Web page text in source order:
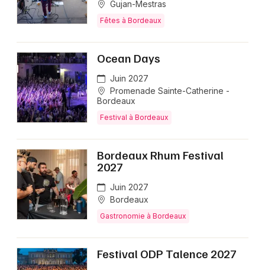
Gujan-Mestras
Fêtes à Bordeaux
Ocean Days
Juin 2027
Promenade Sainte-Catherine -
Bordeaux
Festival à Bordeaux
Bordeaux Rhum Festival
2027
Juin 2027
Bordeaux
Gastronomie à Bordeaux
Festival ODP Talence 2027